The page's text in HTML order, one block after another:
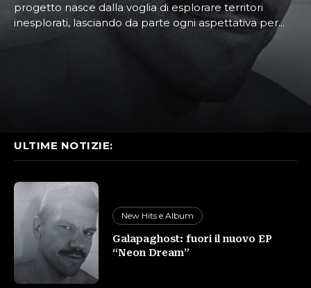
progetto nasce dalla voglia di esplorare territori
inesplorati, lasciando da parte ogni aspettativa per...
ULTIME NOTIZIE:
New Hits e Album
Galapaghost: fuori il nuovo EP
“Neon Dream”